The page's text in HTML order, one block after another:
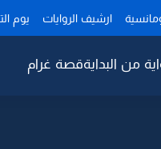
ارشيف الروايات يوم
من البدايةقصة غرام